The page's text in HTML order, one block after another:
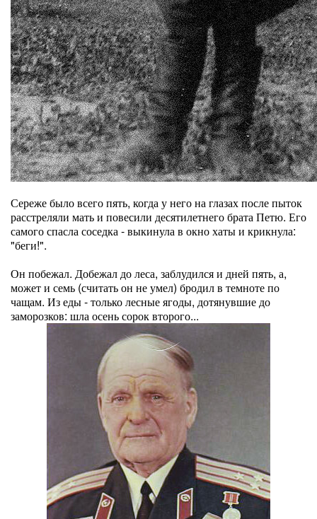
Сереже было всего пять, когда у него на глазах после пыток
расстреляли мать и повесили десятилетнего брата Петю. Его
самого спасла соседка - выкинула в окно хаты и крикнула:
"беги!".
Он побежал. Добежал до леса, заблудился и дней пять, а,
может и семь (считать он не умел) бродил в темноте по
чащам. Из еды - только лесные ягоды, дотянувшие до
заморозков: шла осень сорок второго...